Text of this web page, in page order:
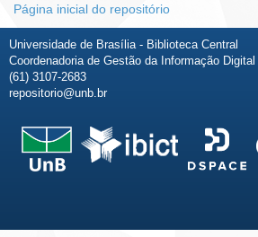
Página inicial do repositório
Universidade de Brasília - Biblioteca Central
Coordenadoria de Gestão da Informação
(61) 3107-2683
repositorio@unb.br